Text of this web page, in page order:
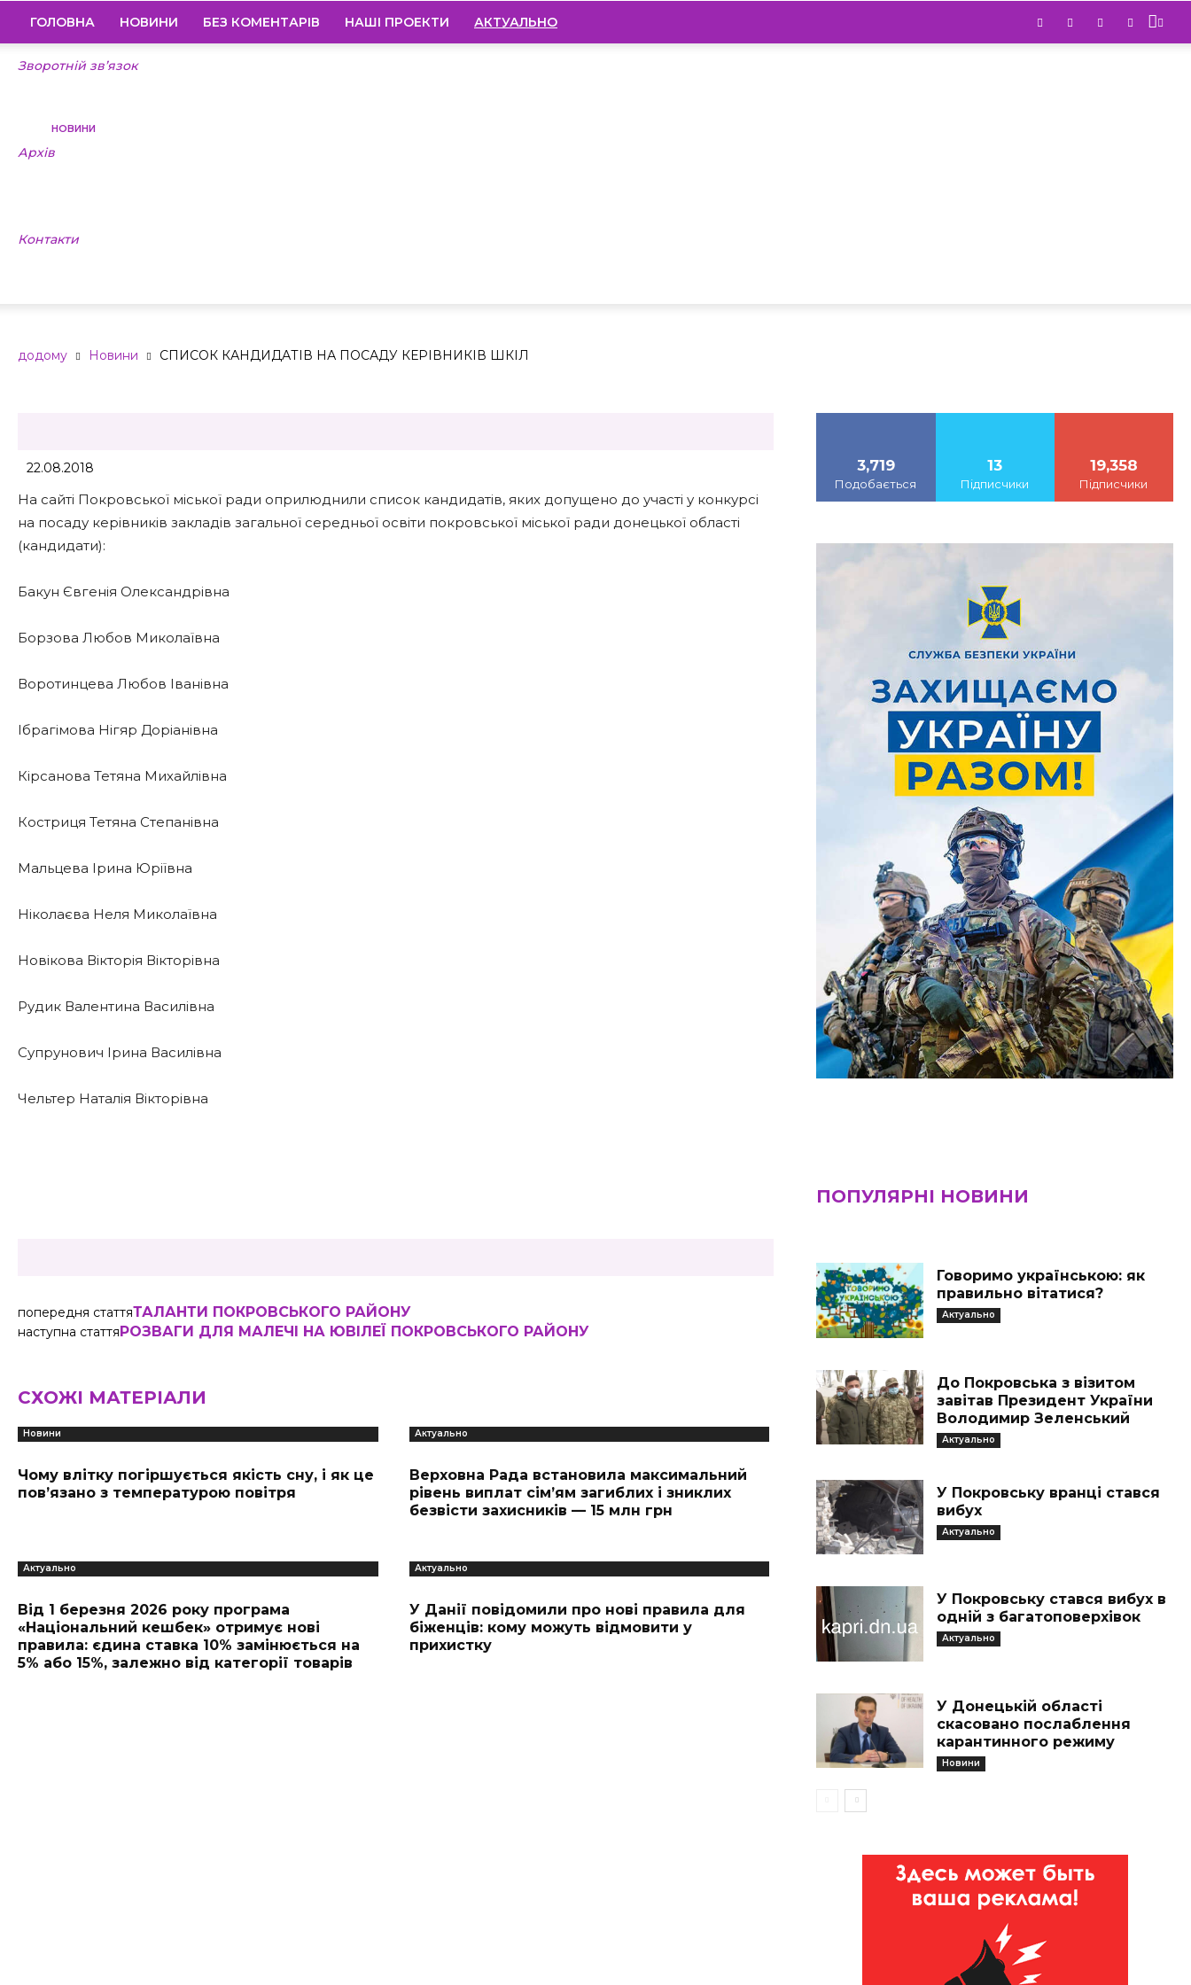
ГОЛОВНА НОВИНИ БЕЗ КОМЕНТАРІВ НАШІ ПРОЕКТИ АКТУАЛЬНО
Зворотній зв’язок
Архів
Контакти
додому Новини СПИСОК КАНДИДАТІВ НА ПОСАДУ КЕРІВНИКІВ ШКІЛ
НОВИНИ
22.08.2018
На сайті Покровської міської ради оприлюднили список кандидатів, яких допущено до участі у конкурсі
на посаду керівників закладів загальної середньої освіти покровської міської ради донецької області
(кандидати):
Бакун Євгенія Олександрівна
Борзова Любов Миколаївна
Воротинцева Любов Іванівна
Ібрагімова Нігяр Доріанівна
Кірсанова Тетяна Михайлівна
Костриця Тетяна Степанівна
Мальцева Ірина Юріївна
Ніколаєва Неля Миколаївна
Новікова Вікторія Вікторівна
Рудик Валентина Василівна
Супрунович Ірина Василівна
Чельтер Наталія Вікторівна
попередня статтяТАЛАНТИ ПОКРОВСЬКОГО РАЙОНУ
наступна статтяРОЗВАГИ ДЛЯ МАЛЕЧІ НА ЮВІЛЕЇ ПОКРОВСЬКОГО РАЙОНУ
СХОЖІ МАТЕРІАЛИ
Новини
Чому влітку погіршується якість сну, і як це
пов’язано з температурою повітря
Актуально
Верховна Рада встановила максимальний
рівень виплат сім’ям загиблих і зниклих
безвісти захисників — 15 млн грн
Актуально
Від 1 березня 2026 року програма
«Національний кешбек» отримує нові
правила: єдина ставка 10% замінюється на
5% або 15%, залежно від категорії товарів
Актуально
У Данії повідомили про нові правила для
біженців: кому можуть відмовити у
прихистку
3,719
Подобається
13
Підписчики
19,358
Підписчики
ПОПУЛЯРНІ НОВИНИ
Говоримо українською: як
правильно вітатися?
Актуально
До Покровська з візитом
завітав Президент України
Володимир Зеленський
Актуально
У Покровську вранці стався
вибух
Актуально
У Покровську стався вибух в
одній з багатоповерхівок
Актуально
У Донецькій області
скасовано послаблення
карантинного режиму
Новини